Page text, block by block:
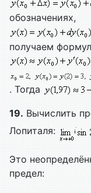
обозначениях,
получаем
. Тогда
19. Вычислить
Лопиталя:
Это
предел: